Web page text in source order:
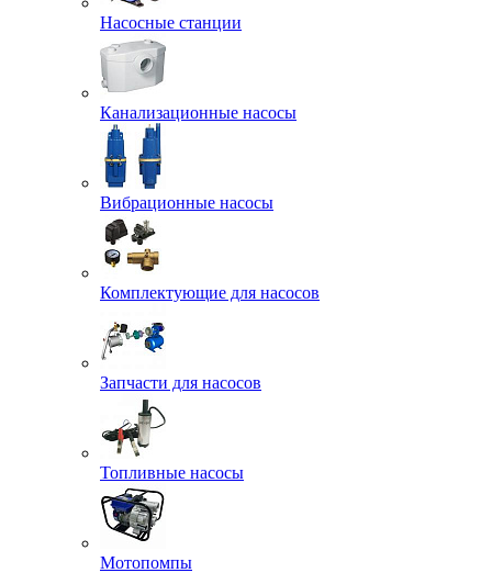
Насосные станции
Канализационные насосы
Вибрационные насосы
Комплектующие для насосов
Запчасти для насосов
Топливные насосы
Мотопомпы